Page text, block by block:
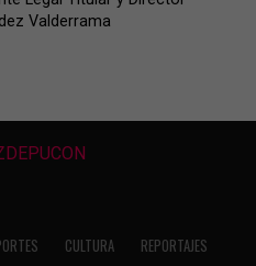
Valderrama
CULTURA
REPORTAJES